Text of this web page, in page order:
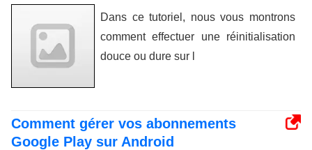
Dans ce tutoriel, nous vous montrons
comment effectuer une réinitialisation
douce ou dure sur l
Comment gérer vos abonnements
Google Play sur Android